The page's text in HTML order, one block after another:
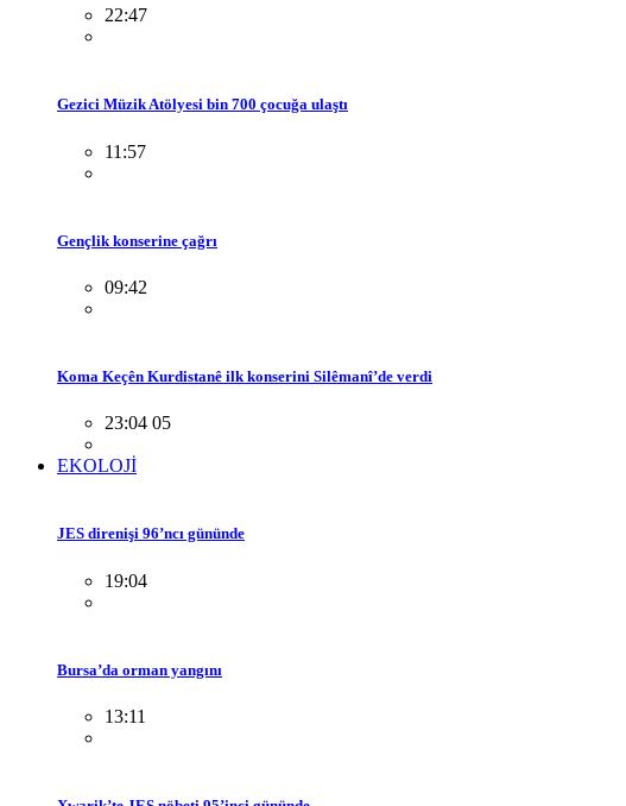
22:47
Gezici Müzik Atölyesi bin 700 çocuğa ulaştı
11:57
Gençlik konserine çağrı
09:42
Koma Keçên Kurdistanê ilk konserini Silêmanî’de verdi
23:04 05
EKOLOJİ
JES direnişi 96’ncı gününde
19:04
Bursa’da orman yangını
13:11